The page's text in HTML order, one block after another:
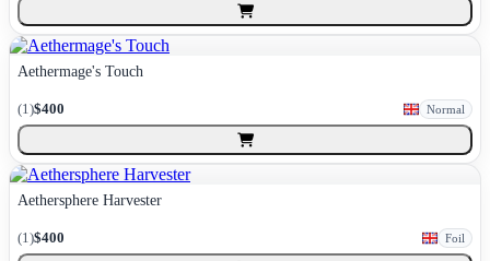
Aethermage's Touch
(1)$400 Normal
Aethersphere Harvester
(1)$400 Foil